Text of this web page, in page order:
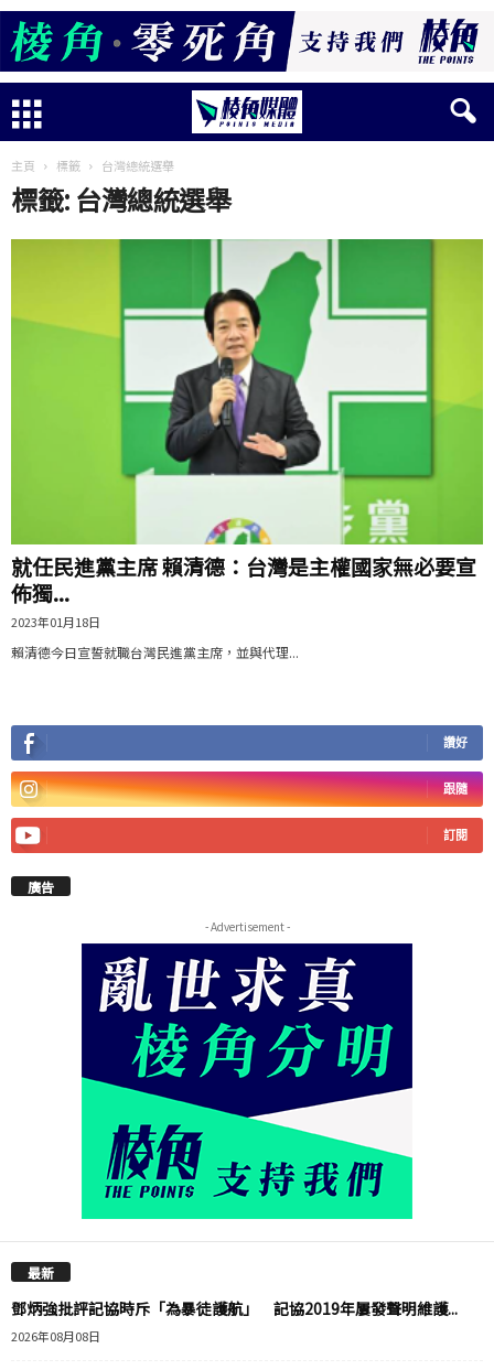
主頁 標籤 台灣總統選舉
標籤: 台灣總統選舉
就任民進黨主席 賴清德：台灣是主權國家無必要宣
佈獨...
2023年01月18日
賴清德今日宣誓就職台灣民進黨主席，並與代理...
讚好
跟隨
訂閱
廣告
- Advertisement -
最新
鄧炳強批評記協時斥「為暴徒護航」 記協2019年屢發聲明維護...
2026年08月08日